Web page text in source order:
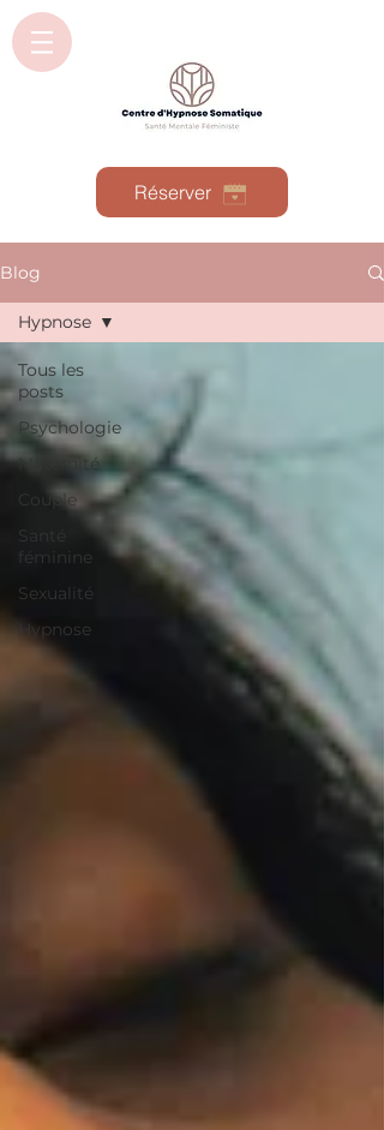
Réserver
Blog
Tous les
posts
Psychologie
Maternité
Couple
Santé
féminine
Sexualité
Hypnose
Hypnose